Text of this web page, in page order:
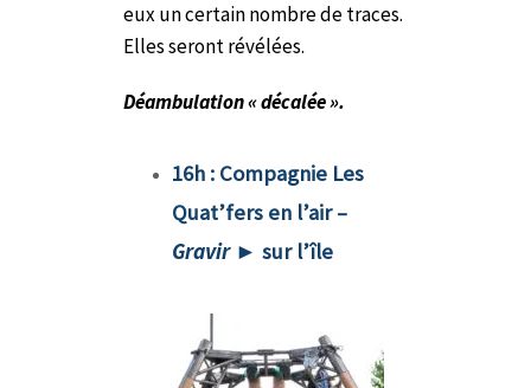
eux un certain nombre de traces.
Elles seront révélées.
Déambulation « décalée ».
16h : Compagnie Les
Quat’fers en l’air –
Gravir► sur l’île